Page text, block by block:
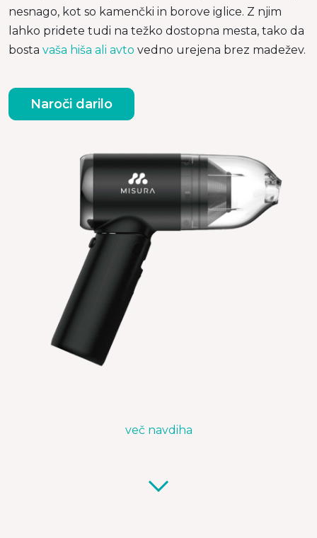
nesnago, kot so kamenčki in borove iglice. Z njim
lahko pridete tudi na težko dostopna mesta, tako da
bosta vaša hiša ali avto vedno urejena brez madežev.
Naroči darilo
več navdiha